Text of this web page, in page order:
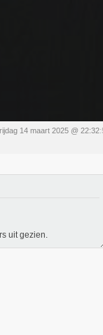
14 maart 2025 @ 22:32
uit gezien.